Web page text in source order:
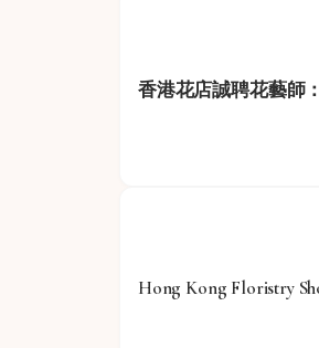
香港花店誠聘花藝師
Hong Kong Floristry